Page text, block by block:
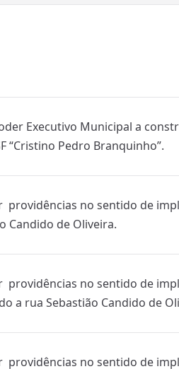
Executivo Municipal a
“Cristino Pedro Branquinho”.
providências no sentido de
Candido de Oliveira.
providências no sentido de
a rua Sebastião Candido de
providências no sentido de